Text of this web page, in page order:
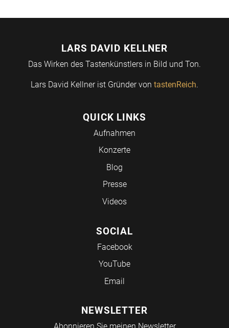
LARS DAVID KELLNER
Das Wirken des Tastenkünstlers in Bild und Ton.
Lars David Kellner ist Gründer von tastenReich.
QUICK LINKS
Aufnahmen
Konzerte
Blog
Presse
Videos
SOCIAL
Facebook
YouTube
Email
NEWSLETTER